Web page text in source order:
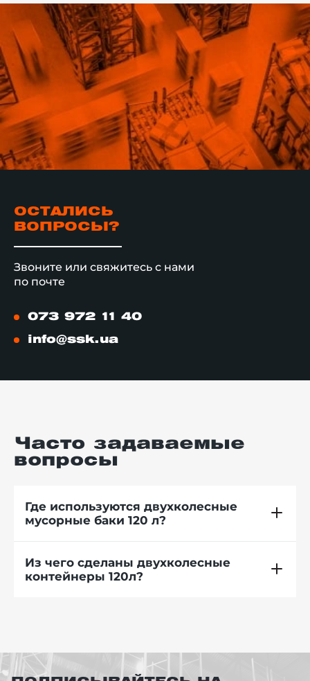
ОСТАЛИСЬ
ВОПРОСЫ?
Звоните или свяжитесь с нами
по почте
073 972 11 40
info@ssk.ua
Часто задаваемые
вопросы
Где используются двухколесные
мусорные баки 120 л?
Из чего сделаны двухколесные
контейнеры 120л?